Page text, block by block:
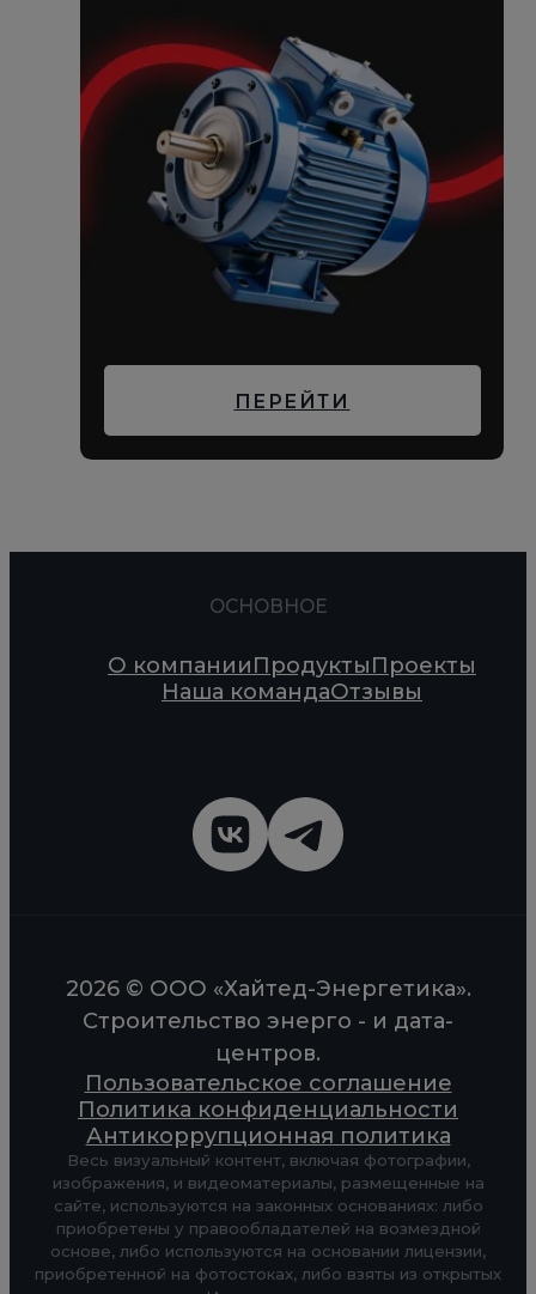
ПЕРЕЙТИ
ОСНОВНОЕ
О компанииПродуктыПроекты
Наша командаОтзывы
2026 © ООО «Хайтед-Энергетика».
Строительство энерго - и дата-
центров.
Пользовательское соглашение
Политика конфиденциальности
Антикоррупционная политика
Весь визуальный контент, включая фотографии,
изображения, и видеоматериалы, размещенные на
сайте, используются на законных основаниях: либо
приобретены у правообладателей на возмездной
основе, либо используются на основании лицензии,
приобретенной на фотостоках, либо взяты из открытых